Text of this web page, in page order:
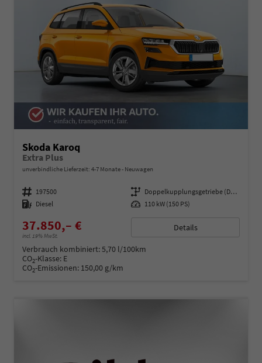
Skoda Karoq
Extra Plus
unverbindliche Lieferzeit: 4-7 Monate Neuwagen
Fahrzeugnummer 197500 Getriebe
Doppelkupplungsgetriebe (DSG)
Kraftstoff Diesel Leistung 110 kW (150 PS)
37.850,– €
incl. 19% MwSt.
Details
Verbrauch kombiniert:5,70 l/100km
CO2-Klasse: E
CO2-Emissionen: 150,00 g/km